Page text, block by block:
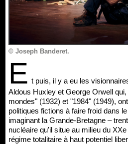
© Joseph Banderet.
E t puis, il y a eu les
Aldous Huxley et George Orwell
mondes" (1932) et "1984" (1949),
politiques fictions à faire froid dans
imaginant la Grande-Bretagne –
nucléaire qu'il situe au milieu du
régime totalitaire à haut potentiel